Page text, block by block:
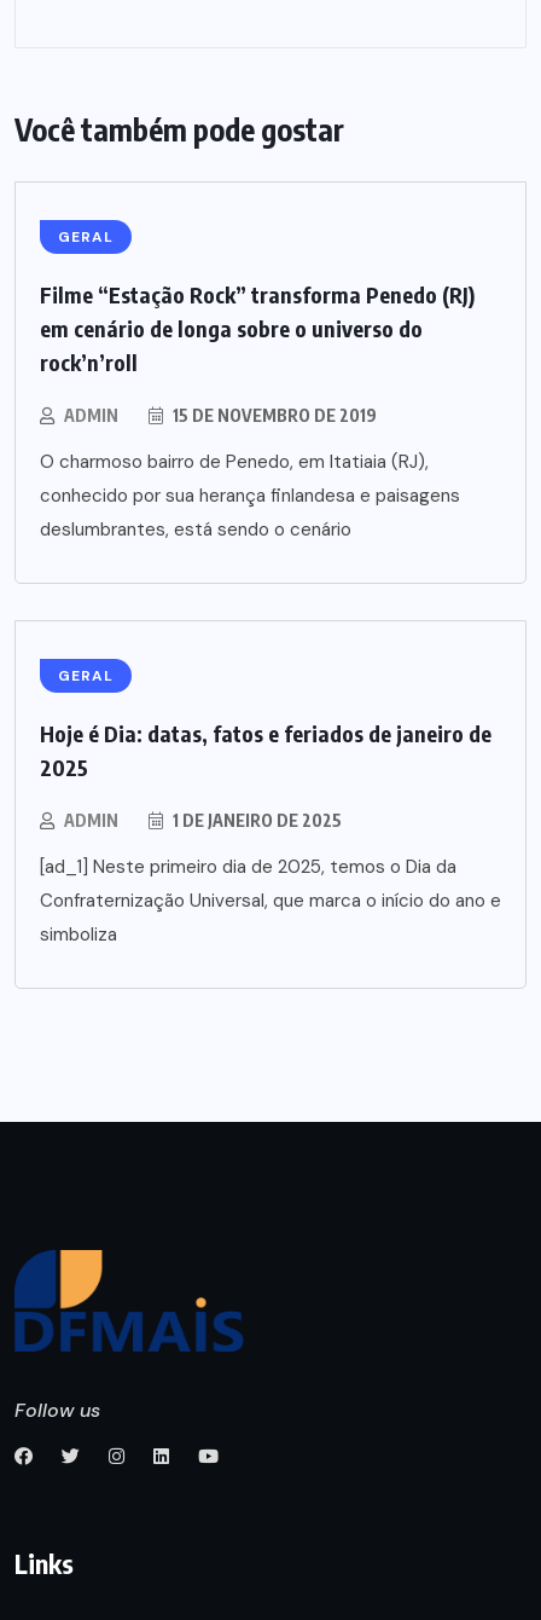
Você também pode gostar
GERAL
Filme “Estação Rock” transforma Penedo (RJ)
em cenário de longa sobre o universo do
rock’n’roll
ADMIN 15 DE NOVEMBRO DE 2019
O charmoso bairro de Penedo, em Itatiaia (RJ),
conhecido por sua herança finlandesa e paisagens
deslumbrantes, está sendo o cenário
GERAL
Hoje é Dia: datas, fatos e feriados de janeiro de
2025
ADMIN 1 DE JANEIRO DE 2025
[ad_1] Neste primeiro dia de 2025, temos o Dia da
Confraternização Universal, que marca o início do ano e
simboliza
Follow us
Links